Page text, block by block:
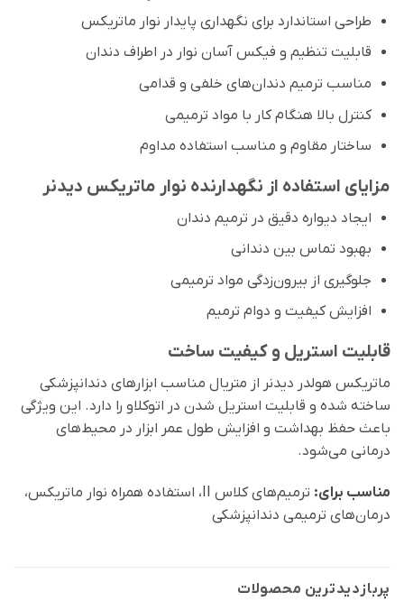
طراحی استاندارد برای نگهداری پایدار نوار ماتریکس
قابلیت تنظیم و فیکس آسان نوار در اطراف دندان
مناسب ترمیم دندان‌های خلفی و قدامی
کنترل بالا هنگام کار با مواد ترمیمی
ساختار مقاوم و مناسب استفاده مداوم
مزایای استفاده از نگهدارنده نوار ماتریکس دیدنر
ایجاد دیواره دقیق در ترمیم دندان
بهبود تماس بین دندانی
جلوگیری از بیرون‌زدگی مواد ترمیمی
افزایش کیفیت و دوام ترمیم
قابلیت استریل و کیفیت ساخت
ماتریکس هولدر دیدنر از متریال مناسب ابزارهای دندانپزشکی
ساخته شده و قابلیت استریل شدن در اتوکلاو را دارد. این ویژگی
باعث حفظ بهداشت و افزایش طول عمر ابزار در محیط‌های
درمانی می‌شود.
مناسب برای:
ترمیم‌های کلاس II، استفاده همراه نوار ماتریکس،
درمان‌های ترمیمی دندانپزشکی
پربازدید‌ترین محصولات